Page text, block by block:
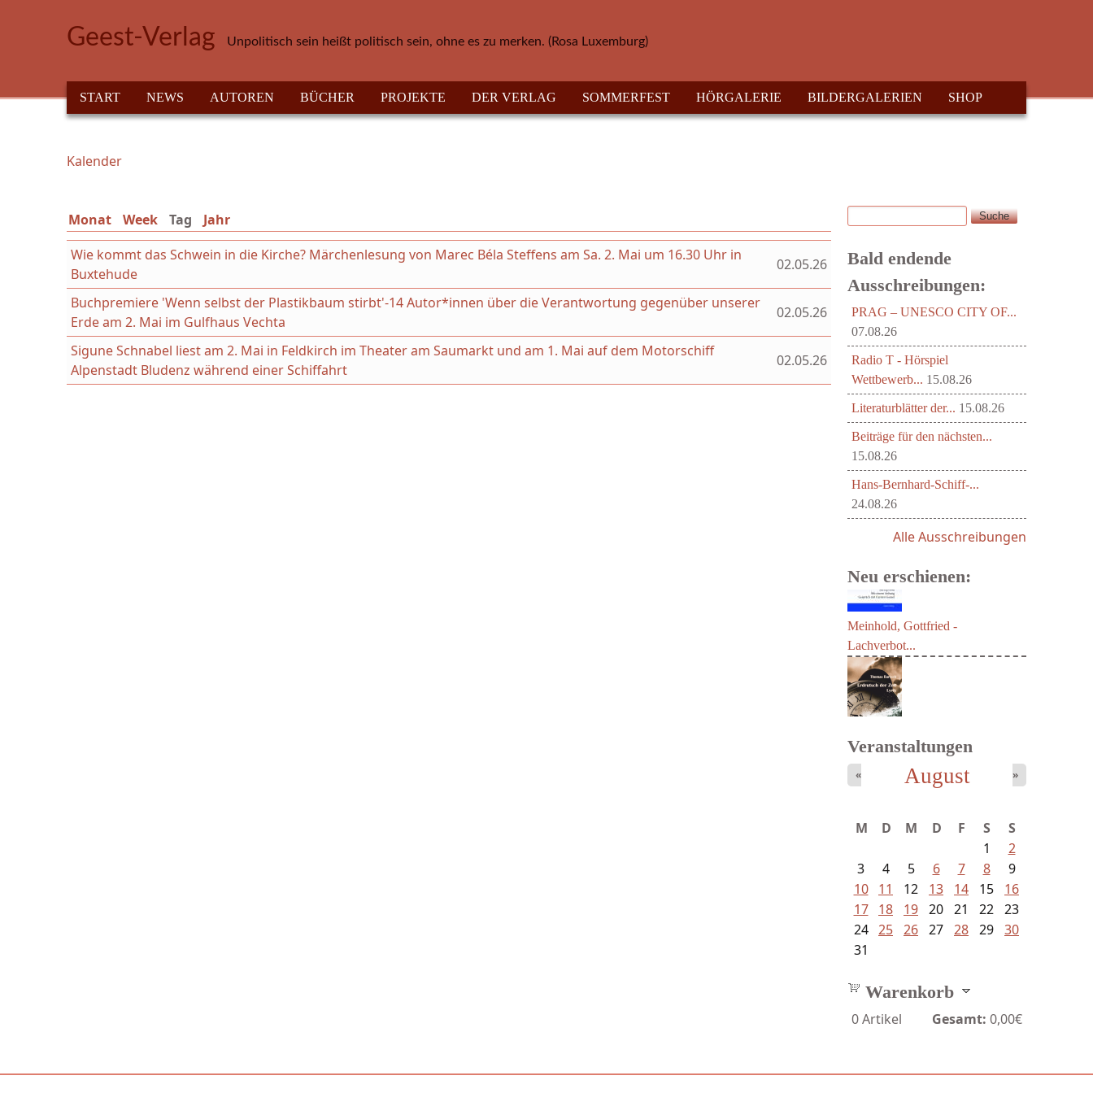
Geest-Verlag Unpolitisch sein heißt politisch sein, ohne es zu merken. (Rosa Luxemburg)
HAUPTMENÜ
START NEWS AUTOREN BÜCHER PROJEKTE DER VERLAG SOMMERFEST HÖRGALERIE BILDERGALERIEN SHOP
Sie sind hier
Kalender
Monat Week Tag (aktiver Reiter)
Jahr
Wie kommt das Schwein in die Kirche? Märchenlesung von Marec Béla Steffens am Sa. 2. Mai um 16.30 Uhr in
Buxtehude
02.05.26
Buchpremiere 'Wenn selbst der Plastikbaum stirbt'-14 Autor*innen über die Verantwortung gegenüber unserer
Erde am 2. Mai im Gulfhaus Vechta
02.05.26
Sigune Schnabel liest am 2. Mai in Feldkirch im Theater am Saumarkt und am 1. Mai auf dem Motorschiff
Alpenstadt Bludenz während einer Schiffahrt
02.05.26
Suchformular
Suche
Bald endende
Ausschreibungen:
PRAG – UNESCO CITY OF...
07.08.26
Radio T - Hörspiel
Wettbewerb... 15.08.26
Literaturblätter der... 15.08.26
Beiträge für den nächsten...
15.08.26
Hans-Bernhard-Schiff-...
24.08.26
Alle Ausschreibungen
Neu erschienen:
Meinhold, Gottfried -
Lachverbot...
Veranstaltungen
August
« »
M D M D F S
S
1
2
3
4 5 6 7 8
9
10
11 12 13 14 15
16
17
18 19 20 21 22 23
24 25 26 27 28 29 30
31
Warenkorb
0Artikel Gesamt: 0,00€